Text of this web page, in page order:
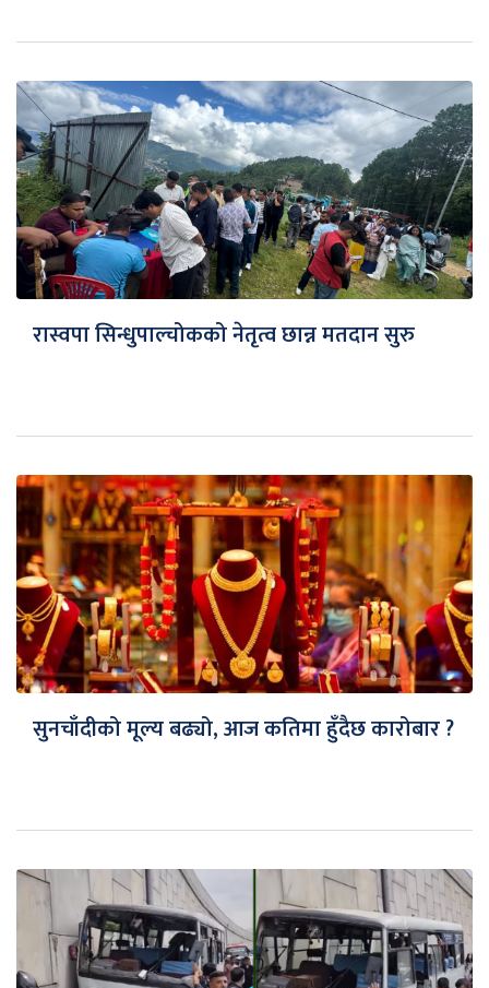
रास्वपा सिन्धुपाल्चोकको नेतृत्व छान्न मतदान सुरु
सुनचाँदीको मूल्य बढ्यो, आज कतिमा हुँदैछ कारोबार ?